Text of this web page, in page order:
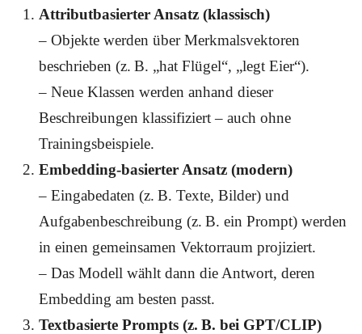
Attributbasierter Ansatz (klassisch)
– Objekte werden über Merkmalsvektoren
beschrieben (z. B. „hat Flügel“, „legt Eier“).
– Neue Klassen werden anhand dieser
Beschreibungen klassifiziert – auch ohne
Trainingsbeispiele.
Embedding-basierter Ansatz (modern)
– Eingabedaten (z. B. Texte, Bilder) und
Aufgabenbeschreibung (z. B. ein Prompt) werden
in einen gemeinsamen Vektorraum projiziert.
– Das Modell wählt dann die Antwort, deren
Embedding am besten passt.
Textbasierte Prompts (z. B. bei GPT/CLIP)